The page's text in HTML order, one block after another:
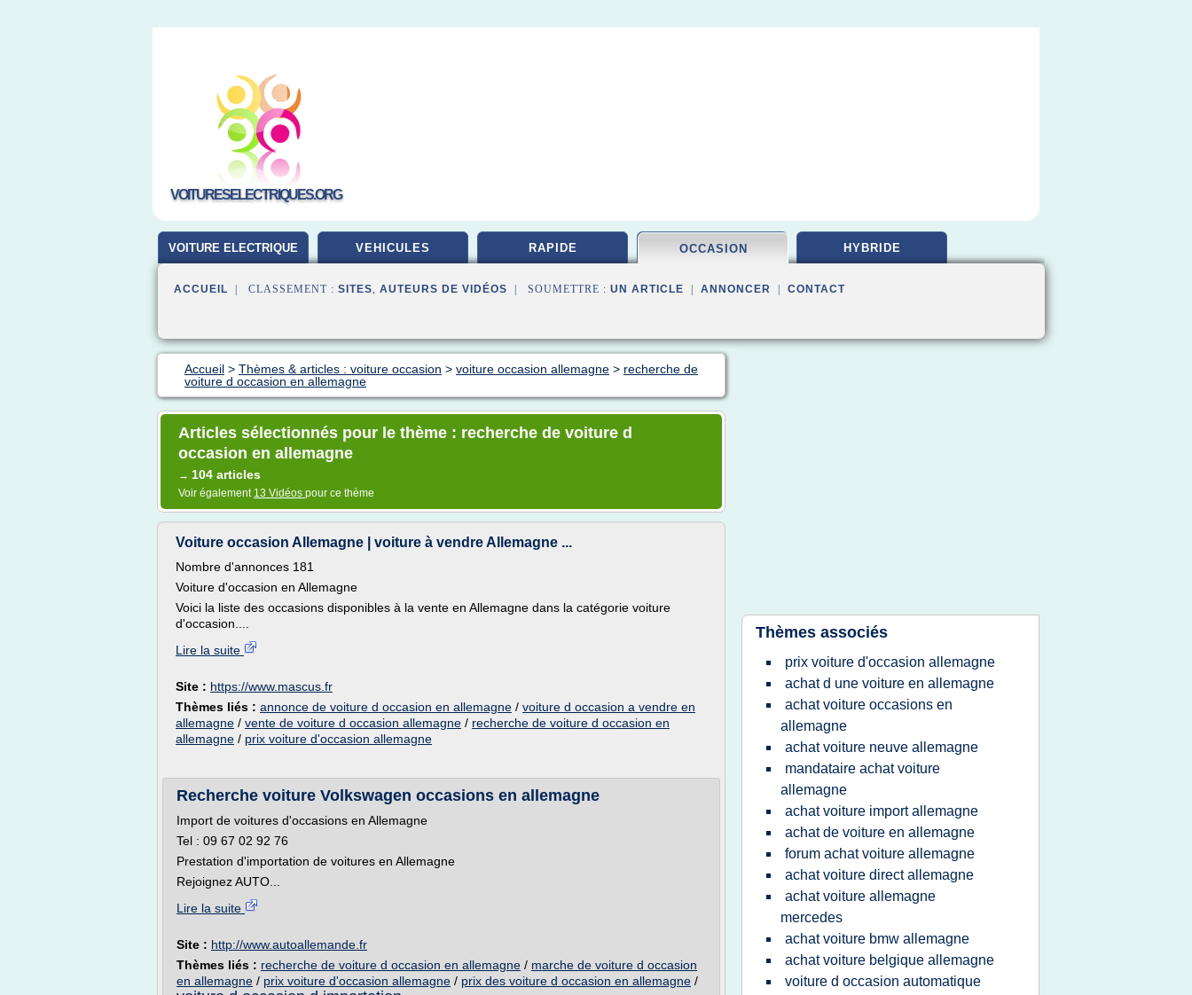
VOITURESELECTRIQUES.ORG
VOITURE ELECTRIQUE VEHICULES RAPIDE OCCASION HYBRIDE
ACCUEIL | CLASSEMENT : SITES, AUTEURS DE VIDÉOS | SOUMETTRE : UN ARTICLE ANNONCER CONTACT
Accueil > Thèmes & articles : voiture occasion > voiture occasion allemagne > recherche de
voiture d occasion en allemagne
Articles sélectionnés pour le thème : recherche de voiture d
occasion en allemagne
→ 104 articles
Voir également 13 Vidéos pour ce thème
Voiture occasion Allemagne | voiture à vendre Allemagne ...
Nombre d'annonces 181
Voiture d'occasion en Allemagne
Voici la liste des occasions disponibles à la vente en Allemagne dans la catégorie voiture
d'occasion....
Lire la suite
Site : https://www.mascus.fr
Thèmes liés : annonce de voiture d occasion en allemagne / voiture d occasion a vendre en
allemagne / vente de voiture d occasion allemagne / recherche de voiture d occasion en
allemagne / prix voiture d'occasion allemagne
Recherche voiture Volkswagen occasions en allemagne
Import de voitures d'occasions en Allemagne
Tel : 09 67 02 92 76
Prestation d'importation de voitures en Allemagne
Rejoignez AUTO...
Lire la suite
Site : http://www.autoallemande.fr
Thèmes liés : recherche de voiture d occasion en allemagne / marche de voiture d occasion
en allemagne / prix voiture d'occasion allemagne / prix des voiture d occasion en allemagne /
Thèmes associés
prix voiture d'occasion allemagne
achat d une voiture en allemagne
achat voiture occasions en
allemagne
achat voiture neuve allemagne
mandataire achat voiture
allemagne
achat voiture import allemagne
achat de voiture en allemagne
forum achat voiture allemagne
achat voiture direct allemagne
achat voiture allemagne
mercedes
achat voiture bmw allemagne
achat voiture belgique allemagne
voiture d occasion automatique